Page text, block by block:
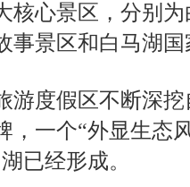
核心景区，分别
事景区和白马湖
度假区不断深挖
，一个“外显生态
已经形成。